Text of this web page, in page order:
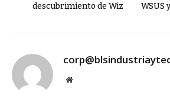
descubrimiento de Wiz
WSUS
Website